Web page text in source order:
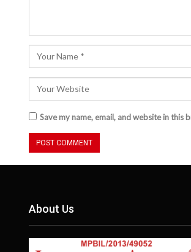
Save my name, email, and website in
About Us